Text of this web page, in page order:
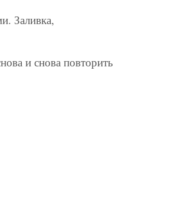
Заливка,
и снова повторить